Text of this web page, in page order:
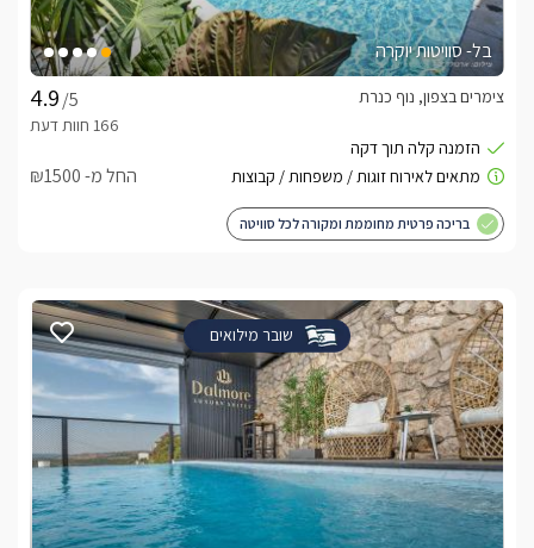
בל- סוויטות יוקרה
/5
צימרים בצפון, נוף כנרת
החל מ- ₪1500
בריכה פרטית מחוממת ומקורה לכל סוויטה
שובר מילואים